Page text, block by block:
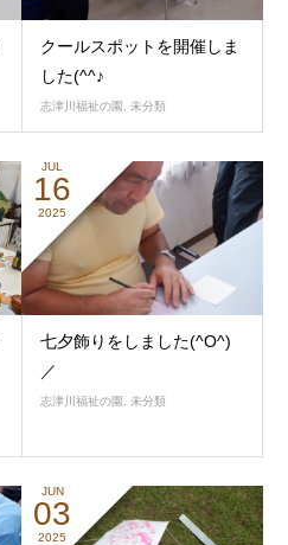
クールスポットを開催しま
した(^^♪
志津川福祉の園 未分類
JUL
16
2025
七夕飾りをしました(^O^)
／
志津川福祉の園 未分類
JUN
03
2025